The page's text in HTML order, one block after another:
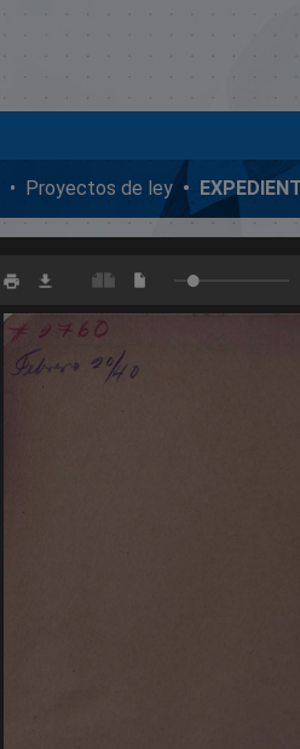
Proyectos de ley